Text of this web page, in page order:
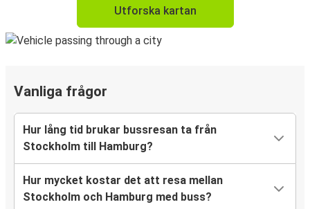
Utforska kartan
Vanliga frågor
Hur lång tid brukar bussresan ta från
Stockholm till Hamburg?
Hur mycket kostar det att resa mellan
Stockholm och Hamburg med buss?